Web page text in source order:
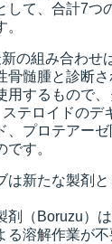
して、合計7つ
の組み合わせ
骨髄腫と診断
用するもので
テロイドのデ
、プロテアー
す。
は新たな製剤
剤（Boruzu）
る溶解作業が